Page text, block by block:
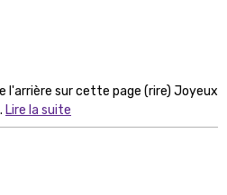
l'arrière sur cette page (rire) Joyeux
Lire la suite